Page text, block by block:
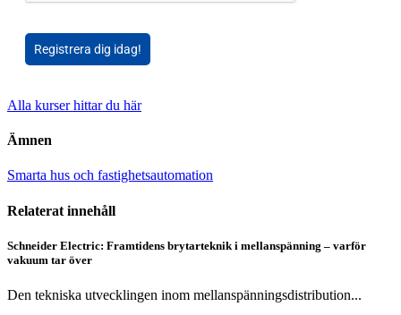
Registrera dig idag!
Alla kurser hittar du här
Ämnen
Smarta hus och fastighetsautomation
Relaterat innehåll
Schneider Electric: Framtidens brytarteknik i mellanspänning – varför
vakuum tar över
Den tekniska utvecklingen inom mellanspänningsdistribution...